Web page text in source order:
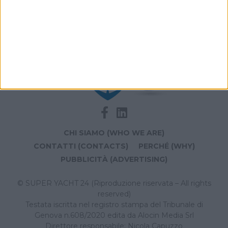
CHI SIAMO (WHO WE ARE)
CONTATTI (CONTACTS)
PERCHÉ (WHY)
PUBBLICITÀ (ADVERTISING)
© SUPER YACHT 24 (Riproduzione riservata – All rights
reserved)
Testata iscritta nel registro stampa del Tribunale di
Genova n.608/2020 edita da Alocin Media Srl
Direttore responsabile: Nicola Capuzzo